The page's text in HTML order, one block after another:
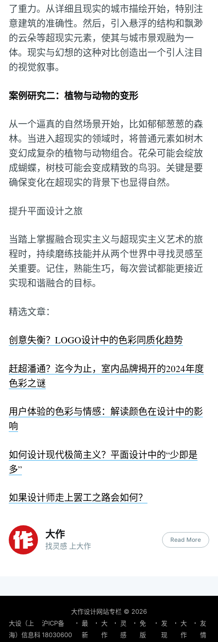
了重力。从详细且现实的城市描绘开始，特别注
意建筑的准确性。然后，引入悬浮的结构和飘渺
的云朵等超现实元素，使其与城市景观融为一
体。现实与幻想的这种对比创造出一个引人注目
的视觉叙事。
案例研究二：植物与动物的变形
从一个逼真的自然场景开始，比如郁郁葱葱的森
林。当进入超现实的领域时，将普通元素如树木
变幻成复杂的植物与动物组合。花朵可能会绽放
成蝴蝶，树枝可能会变成精致的鸟羽。关键是要
确保变化在超现实的背景下也显得自然。
提升平面设计之旅
当踏上掌握融合现实主义与超现实主义艺术的旅
程时，持续磨练技能并从两个世界中寻找灵感至
关重要。记住，熟能生巧，每次尝试都能更接近
实现和谐融合的目标。
精选文章：
创意失衡？LOGO设计中的色彩同质化趋势
赶超潘通？迄今为止，室内品牌揭开的2024年度
色彩之谜
用户体验的色彩与情感：解读颜色在设计中的影
响
如何设计现代极简主义？平面设计中的“少即是
多”
如果设计师走上罢工之路会如何？
大作
找灵感 上大作
Read More
大作设计网站专栏 © 2026
大设（上
海）信息科
沪ICP备
18030600
最
新
大
作
灵
感
免
版
发
现
大
作
友
情